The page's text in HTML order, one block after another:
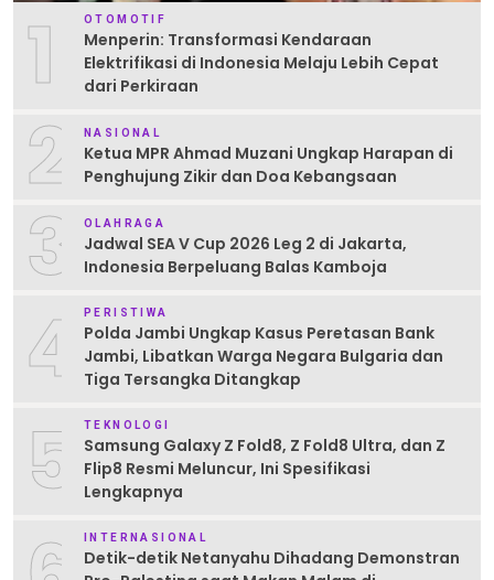
1 OTOMOTIF
Menperin: Transformasi Kendaraan
Elektrifikasi di Indonesia Melaju Lebih Cepat
dari Perkiraan
2 NASIONAL
Ketua MPR Ahmad Muzani Ungkap Harapan di
Penghujung Zikir dan Doa Kebangsaan
3 OLAHRAGA
Jadwal SEA V Cup 2026 Leg 2 di Jakarta,
Indonesia Berpeluang Balas Kamboja
4 PERISTIWA
Polda Jambi Ungkap Kasus Peretasan Bank
Jambi, Libatkan Warga Negara Bulgaria dan
Tiga Tersangka Ditangkap
5 TEKNOLOGI
Samsung Galaxy Z Fold8, Z Fold8 Ultra, dan Z
Flip8 Resmi Meluncur, Ini Spesifikasi
Lengkapnya
INTERNASIONAL
Detik-detik Netanyahu Dihadang Demonstran